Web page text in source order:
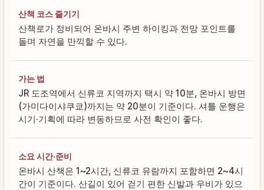
산책 코스 즐기기
산책로가 정비되어 온바시 주변 하이킹과 전망 포인트를
돌며 자연을 만끽할 수 있다.
가는 법
JR 도조역에서 신류코 지역까지 택시 약 10분, 온바시 방면
(가미다이샤쿠쿄)까지는 약 20분이 기준이다. 셔틀 운행은
시기·기획에 따라 변동하므로 사전 확인이 좋다.
소요 시간·준비
온바시 산책은 1~2시간, 신류코 유람까지 포함하면 2~4시
간이 기준이다. 산길이 있어 걷기 편한 신발과 우비가 있으